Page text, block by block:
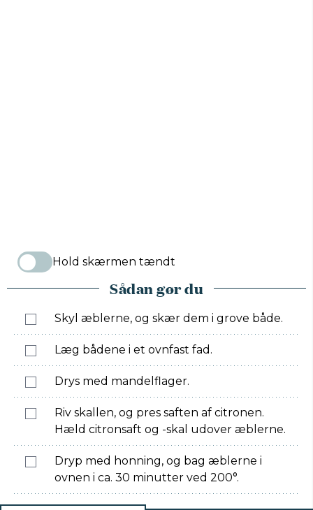
Hold skærmen tændt
Sådan gør du
Skyl æblerne, og skær dem i grove både.
Læg bådene i et ovnfast fad.
Drys med mandelflager.
Riv skallen, og pres saften af citronen.
Hæld citronsaft og -skal udover æblerne.
Dryp med honning, og bag æblerne i
ovnen i ca. 30 minutter ved 200°.